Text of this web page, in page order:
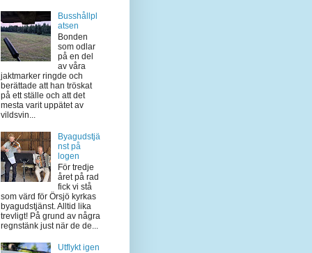
Busshållpl
atsen
Bonden
som odlar
på en del
av våra
jaktmarker ringde och
berättade att han tröskat
på ett ställe och att det
mesta varit uppätet av
vildsvin...
Byagudstjä
nst på
logen
För tredje
året på rad
fick vi stå
som värd för Örsjö kyrkas
byagudstjänst. Alltid lika
trevligt! På grund av några
regnstänk just när de de...
Utflykt igen